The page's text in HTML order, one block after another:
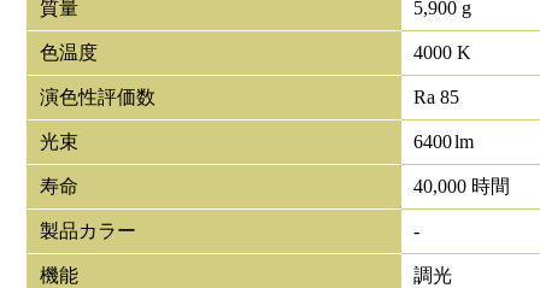
質量 5,900 g
色温度 4000 K
演色性評価数 Ra 85
光束 6400lm
寿命 40,000 時間
製品カラー -
機能 調光